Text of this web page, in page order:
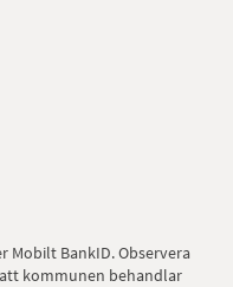
Mobilt BankID. Observera
kommunen behandlar